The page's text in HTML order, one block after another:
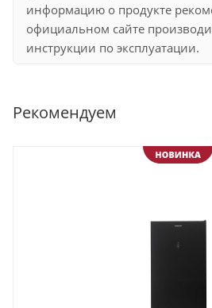
информацию о продукте
официальном сайте
инструкции по эксплуатации.
Рекомендуем